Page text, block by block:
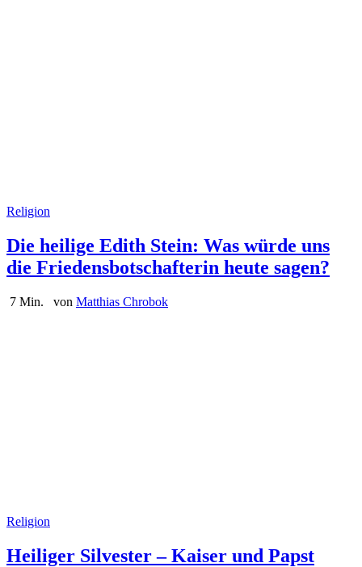
Religion
Die heilige Edith Stein: Was würde uns
die Friedensbotschafterin heute sagen?
7 Min. von Matthias Chrobok
Religion
Heiliger Silvester – Kaiser und Papst